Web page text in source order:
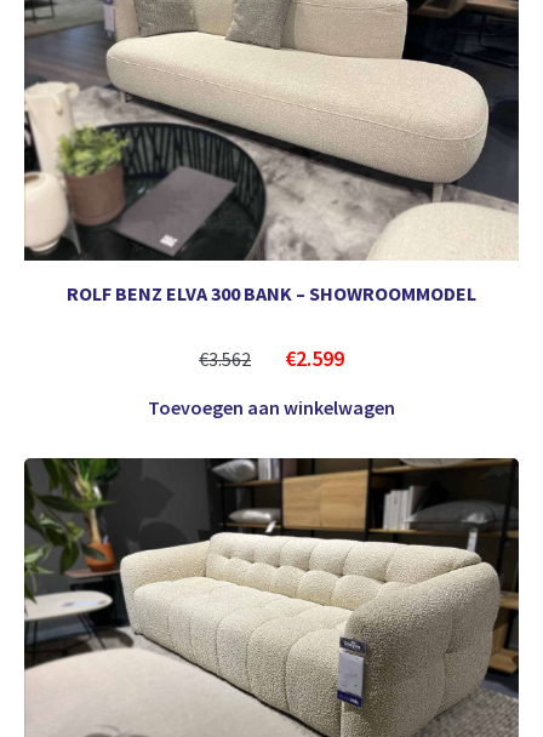
ROLF BENZ ELVA 300 BANK – SHOWROOMMODEL
€3.562 €2.599
Toevoegen aan winkelwagen